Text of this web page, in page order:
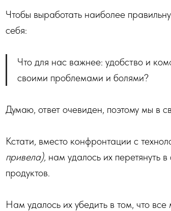
Чтобы выработать наиболее
себя:
Что для нас важнее: удобство и
своими проблемами и болями?
Думаю, ответ очевиден, поэтому мы в
Кстати, вместо конфронтации с
привела), нам удалось их перетянуть
продуктов.
Нам удалось их убедить в том, что все